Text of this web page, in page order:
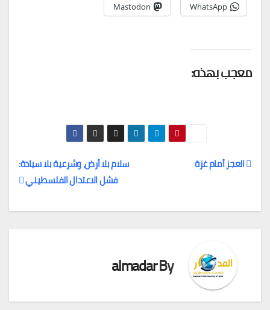
WhatsApp
Mastodon
معجب بهذه:
المقالات
سلام بلا أرض، وشرعية بلا سيادة:
فشل الاعتدال الفلسطيني
العجز أمام غزة
By
almadar